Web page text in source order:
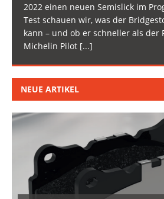
2022 einen neuen Semislick im
Test schauen wir, was der
kann – und ob er schneller als der
Michelin Pilot [...]
NEUE ARTIKEL